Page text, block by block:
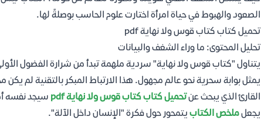
الصعود والهبوط في حياة امرأة اختارت علوم الحاسب بوصلةً لها.
تحميل كتاب كتاب قوس ولا نهاية pdf
تحليل المحتوى: ما وراء الشغف والبيانات
يتناول "كتاب قوس ولا نهاية" سردية ملهمة تبدأ من شرارة الفضول
يمثل بوابة سحرية نحو عالم مجهول. هذا الارتباط المبكر بالتقنية لم
القارئ الذي يبحث عنتحميل كتاب كتاب قوس ولا نهاية pdf
سيجد نفسه
يجعلملخص الكتاب يتمحور حول فكرة "الإنسان داخل الآلة".